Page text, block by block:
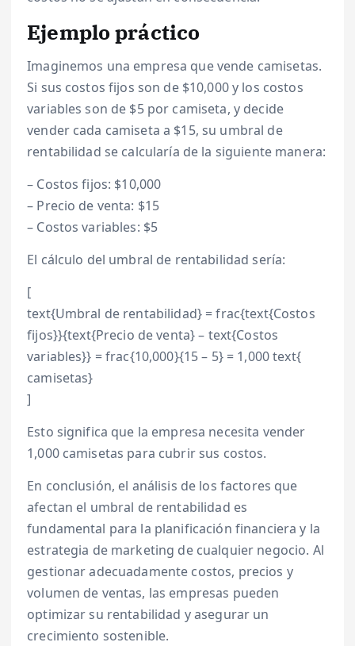
Ejemplo práctico
Imaginemos una empresa que vende camisetas.
Si sus costos fijos son de $10,000 y los costos
variables son de $5 por camiseta, y decide
vender cada camiseta a $15, su umbral de
rentabilidad se calcularía de la siguiente manera:
– Costos fijos: $10,000
– Precio de venta: $15
– Costos variables: $5
El cálculo del umbral de rentabilidad sería:
[
text{Umbral de rentabilidad} = frac{text{Costos
fijos}}{text{Precio de venta} – text{Costos
variables}} = frac{10,000}{15 – 5} = 1,000 text{
camisetas}
]
Esto significa que la empresa necesita vender
1,000 camisetas para cubrir sus costos.
En conclusión, el análisis de los factores que
afectan el umbral de rentabilidad es
fundamental para la planificación financiera y la
estrategia de marketing de cualquier negocio. Al
gestionar adecuadamente costos, precios y
volumen de ventas, las empresas pueden
optimizar su rentabilidad y asegurar un
crecimiento sostenible.